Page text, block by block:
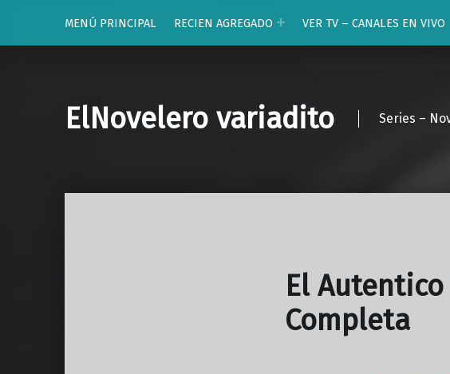
MENÚ PRINCIPAL
RECIEN AGREGADO VER TV – CANALES EN VIVO
ElNovelero variadito Series –
El
Completa